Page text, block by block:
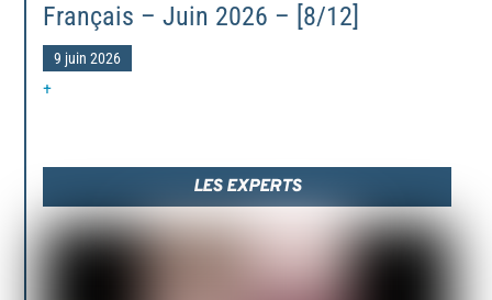
Français – Juin 2026 – [8/12]
9 juin 2026
+
LES EXPERTS